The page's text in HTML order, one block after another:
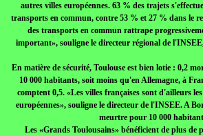
autres villes européennes. 63 % des trajets
transports en commun, contre 53 % et 27 % dans le
des transports en commun rattrape
important», souligne le directeur régional de
En matière de sécurité, Toulouse est bien lotie : 0,2
10 000 habitants, soit moins qu'en Allemagne, à
comptent 0,5. «Les villes françaises sont d'ailleurs
européennes», souligne le directeur de l'INSEE. A
meurtre pour 10 000
Les «Grands Toulousains» bénéficient de plus de